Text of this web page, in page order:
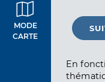
MODE
CARTE
En